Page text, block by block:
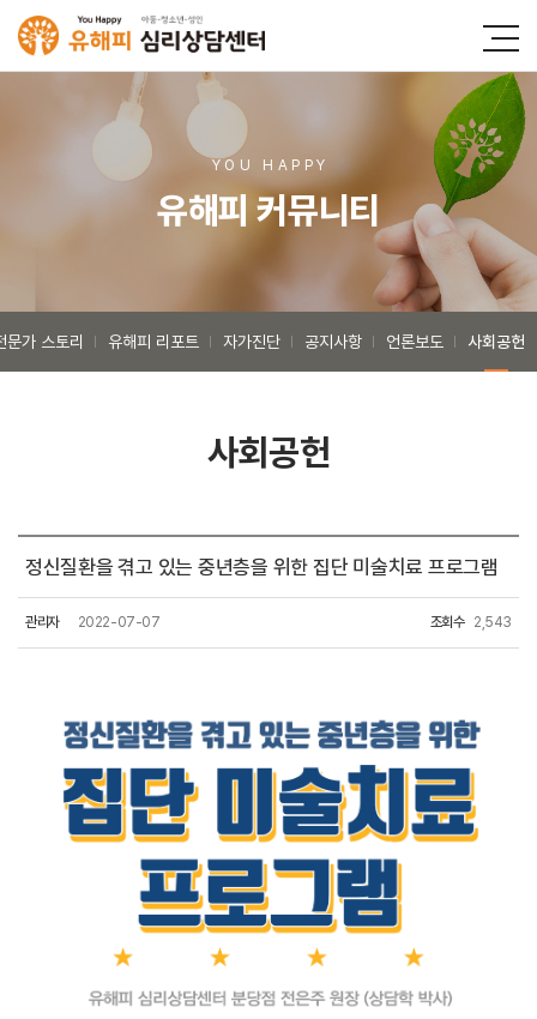
YOU HAPPY
유해피 커뮤니티
문가 스토리 유해피 리포트 자가진단 공지사항 언론보도 사회공헌
사회공헌
정신질환을 겪고 있는 중년층을 위한 집단 미술치료 프로그램
관리자 2022-07-07 조회수 2,543